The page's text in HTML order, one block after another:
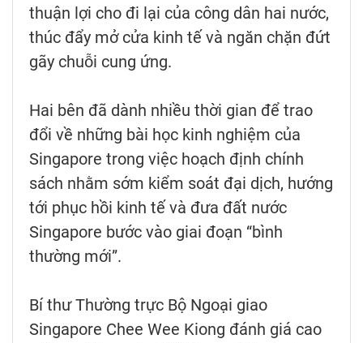
thuận lợi cho đi lại của công dân hai nước,
thúc đẩy mở cửa kinh tế và ngăn chặn đứt
gãy chuỗi cung ứng.
Hai bên đã dành nhiều thời gian để trao
đổi về những bài học kinh nghiệm của
Singapore trong việc hoạch định chính
sách nhằm sớm kiểm soát đại dịch, hướng
tới phục hồi kinh tế và đưa đất nước
Singapore bước vào giai đoạn “bình
thường mới”.
Bí thư Thường trực Bộ Ngoại giao
Singapore Chee Wee Kiong đánh giá cao